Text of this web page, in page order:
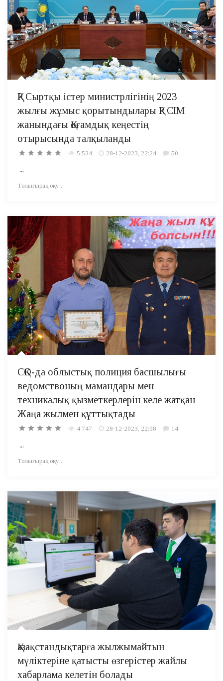
ҚР Сыртқы істер министрлігінің 2023
жылғы жұмыс қорытындылары ҚР СІМ
жанындағы Қоғамдық кеңестің
отырысында талқыланды
5 534 28-12-2023, 22:24 50
...
Толығырақ оқу...
СҚО-да облыстық полиция басшылығы
ведомствоның мамандары мен
техникалық қызметкерлерін келе жатқан
Жаңа жылмен құттықтады
4 747 28-12-2023, 22:08 14
...
Толығырақ оқу...
Қазақстандықтарға жылжымайтын
мүліктеріне қатысты өзгерістер жайлы
хабарлама келетін болады